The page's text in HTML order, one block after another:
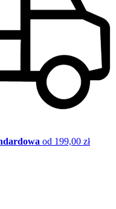
od 199,00 zł